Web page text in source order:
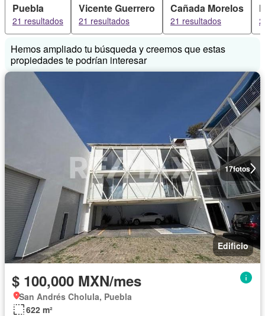
Puebla
21 resultados
Vicente Guerrero
21 resultados
Cañada Morelos
21 resultados
Hemos ampliado tu búsqueda y creemos que estas
propiedades te podrían interesar
17fotos
Edificio
$ 100,000 MXN/mes
San Andrés Cholula, Puebla
622 m²